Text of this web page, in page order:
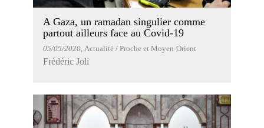
A Gaza, un ramadan singulier comme
partout ailleurs face au Covid-19
05/05/2020, Actualité / Proche et Moyen-Orient
Frédéric Joli